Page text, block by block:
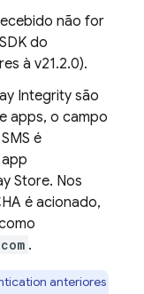
não for
do
à v21.2.0).
Integrity são
apps, o campo
é
Store. Nos
é acionado,
.
anteriores